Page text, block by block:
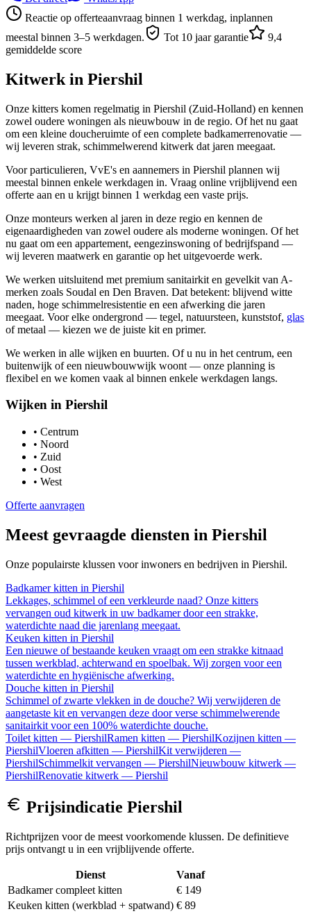
Reactie op offerteaanvraag binnen 1 werkdag, inplannen
meestal binnen 3–5 werkdagen.
Tot 10 jaar garantie
9,4
gemiddelde score
Kitwerk in Piershil
Onze kitters komen regelmatig in Piershil (Zuid-Holland) en kennen
zowel oudere woningen als nieuwbouw in de regio. Of het nu gaat
om een kleine doucheruimte of een complete badkamerrenovatie —
wij leveren strak, schimmelwerend kitwerk dat jaren meegaat.
Voor particulieren, VvE's en aannemers in Piershil plannen wij
meestal binnen enkele werkdagen in. Vraag online vrijblijvend een
offerte aan en u krijgt binnen 1 werkdag een vaste prijs.
Onze monteurs werken al jaren in deze regio en kennen de
eigenaardigheden van zowel oudere als moderne woningen. Of het
nu gaat om een appartement, eengezinswoning of bedrijfspand —
wij leveren maatwerk en garantie op het uitgevoerde werk.
We werken uitsluitend met premium sanitairkit en gevelkit van A-
merken zoals Soudal en Den Braven. Dat betekent: blijvend witte
naden, hoge schimmelresistentie en een afwerking die jaren
meegaat. Voor elke ondergrond — tegel, natuursteen, kunststof, glas
of metaal — kiezen we de juiste kit en primer.
We werken in alle wijken en buurten. Of u nu in het centrum, een
buitenwijk of een nieuwbouwwijk woont — onze planning is
flexibel en we komen vaak al binnen enkele werkdagen langs.
Wijken in Piershil
• Centrum
• Noord
• Zuid
• Oost
• West
Offerte aanvragen
Meest gevraagde diensten in Piershil
Onze populairste klussen voor inwoners en bedrijven in Piershil.
Badkamer kitten in Piershil
Lekkages, schimmel of een verkleurde naad? Onze kitters
vervangen oud kitwerk in uw badkamer door een strakke,
waterdichte naad die jarenlang meegaat.
Keuken kitten in Piershil
Een nieuwe of bestaande keuken vraagt om een strakke kitnaad
tussen werkblad, achterwand en spoelbak. Wij zorgen voor een
waterdichte en hygiënische afwerking.
Douche kitten in Piershil
Schimmel of zwarte vlekken in de douche? Wij verwijderen de
aangetaste kit en vervangen deze door verse schimmelwerende
sanitairkit voor een 100% waterdichte douche.
Toilet kitten — PiershilRamen kitten — PiershilKozijnen kitten —
PiershilVloeren afkitten — PiershilKit verwijderen —
PiershilSchimmelkit vervangen — PiershilNieuwbouw kitwerk —
PiershilRenovatie kitwerk — Piershil
Prijsindicatie Piershil
Richtprijzen voor de meest voorkomende klussen. De definitieve
prijs ontvangt u in een vrijblijvende offerte.
Dienst
Vanaf
Badkamer compleet kitten
€ 149
Keuken kitten (werkblad + spatwand) € 89